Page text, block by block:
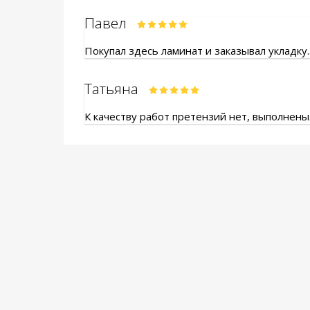
Павел
Покупал здесь ламинат и заказывал
Татьяна
К качеству работ претензий нет,